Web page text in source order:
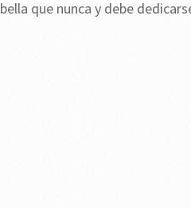
bella que nunca y debe